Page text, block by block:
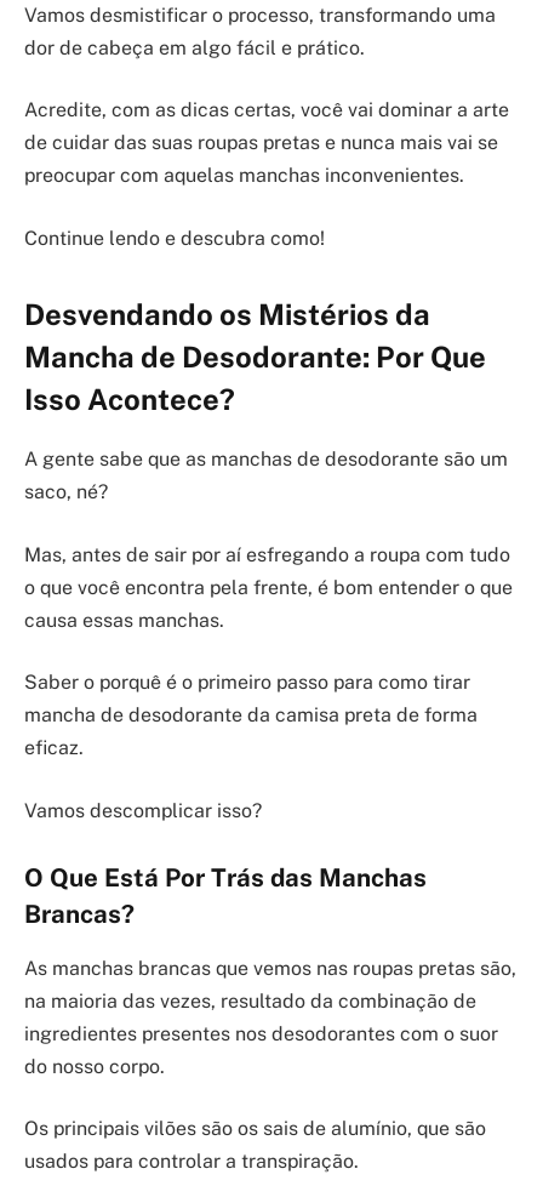
Vamos desmistificar o processo, transformando uma
dor de cabeça em algo fácil e prático.
Acredite, com as dicas certas, você vai dominar a arte
de cuidar das suas roupas pretas e nunca mais vai se
preocupar com aquelas manchas inconvenientes.
Continue lendo e descubra como!
Desvendando os Mistérios da
Mancha de Desodorante: Por Que
Isso Acontece?
A gente sabe que as manchas de desodorante são um
saco, né?
Mas, antes de sair por aí esfregando a roupa com tudo
o que você encontra pela frente, é bom entender o que
causa essas manchas.
Saber o porquê é o primeiro passo para como tirar
mancha de desodorante da camisa preta de forma
eficaz.
Vamos descomplicar isso?
O Que Está Por Trás das Manchas
Brancas?
As manchas brancas que vemos nas roupas pretas são,
na maioria das vezes, resultado da combinação de
ingredientes presentes nos desodorantes com o suor
do nosso corpo.
Os principais vilões são os sais de alumínio, que são
usados para controlar a transpiração.